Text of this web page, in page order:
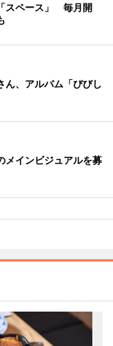
スペース」 毎月開
ん、アルバム「びびし
メインビジュアルを募